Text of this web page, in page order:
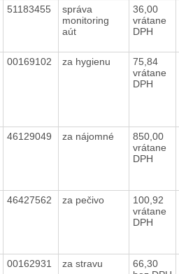
51183455
správa
monitoring
aút
36,00
vrátane
DPH
00169102 za hygienu
75,84
vrátane
DPH
46129049 za nájomné
850,00
vrátane
DPH
46427562 za pečivo
100,92
vrátane
DPH
00162931 za stravu
66,30